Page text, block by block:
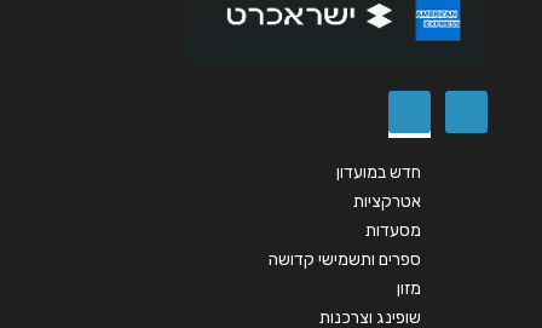
חדש במועדון
אטרקציות
מסעדות
ספרים ותשמישי קדושה
מזון
שופינג וצרכנות